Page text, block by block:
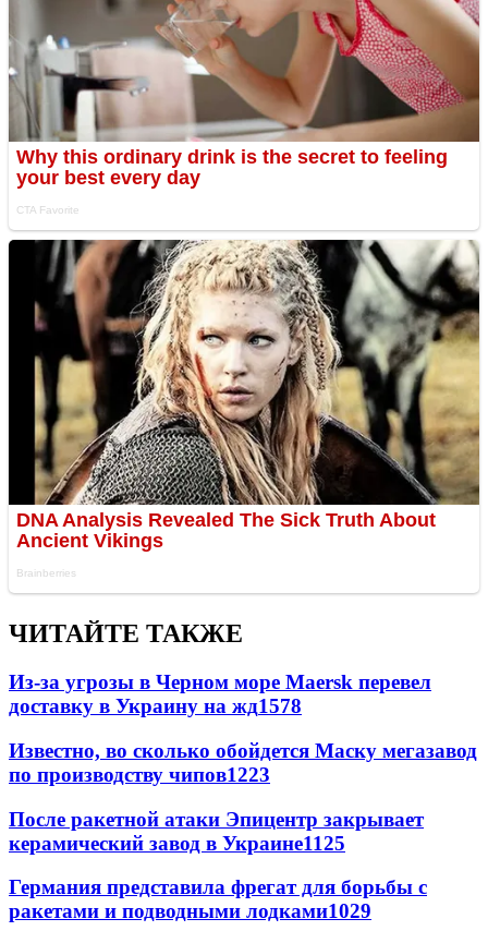
ЧИТАЙТЕ ТАКЖЕ
Из-за угрозы в Черном море Maersk перевел
доставку в Украину на жд1578
Известно, во сколько обойдется Маску мегазавод
по производству чипов1223
После ракетной атаки Эпицентр закрывает
керамический завод в Украине1125
Германия представила фрегат для борьбы с
ракетами и подводными лодками1029